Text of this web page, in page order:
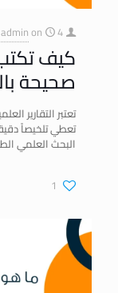
adminon 4 فبراير، 2025
​كيف
صحيحة
تعتبر التقارير
تعطي تلخيصاً
البحث العلمي
1